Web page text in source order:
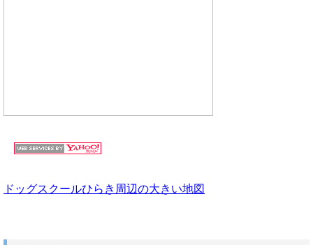
ドッグスクールひらき周辺の大きい地図